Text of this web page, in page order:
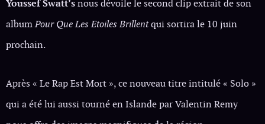
Youssef Swatt’snous dévoile le second clip extrait de son
albumPour Que Les Etoiles Brillentqui sortira le 10 juin
prochain.
Après « Le Rap Est Mort », ce nouveau titre intitulé « Solo »
qui a été lui aussi tourné en Islande par Valentin Remy